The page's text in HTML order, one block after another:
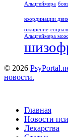
Альцгеймера
координации
ожирение
Альцгеймера
© 2026
новости.
Главная
Новости
Лекарства